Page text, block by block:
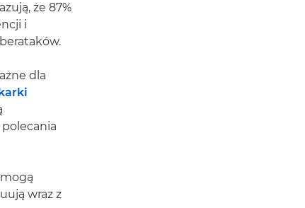
że 87%
i
dla
wraz z